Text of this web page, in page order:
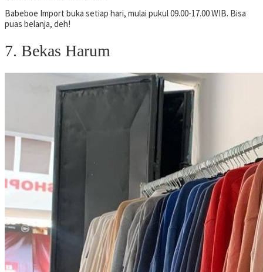
Babeboe Import buka setiap hari, mulai pukul 09.00-17.00 WIB. Bisa
puas belanja, deh!
7. Bekas Harum